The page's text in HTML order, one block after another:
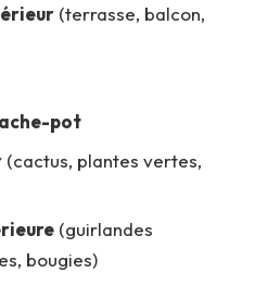
(terrasse, balcon,
pot
(cactus, plantes vertes,
(guirlandes
bougies)